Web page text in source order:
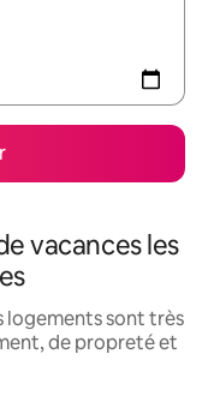
vacances les
logements sont très
de propreté et